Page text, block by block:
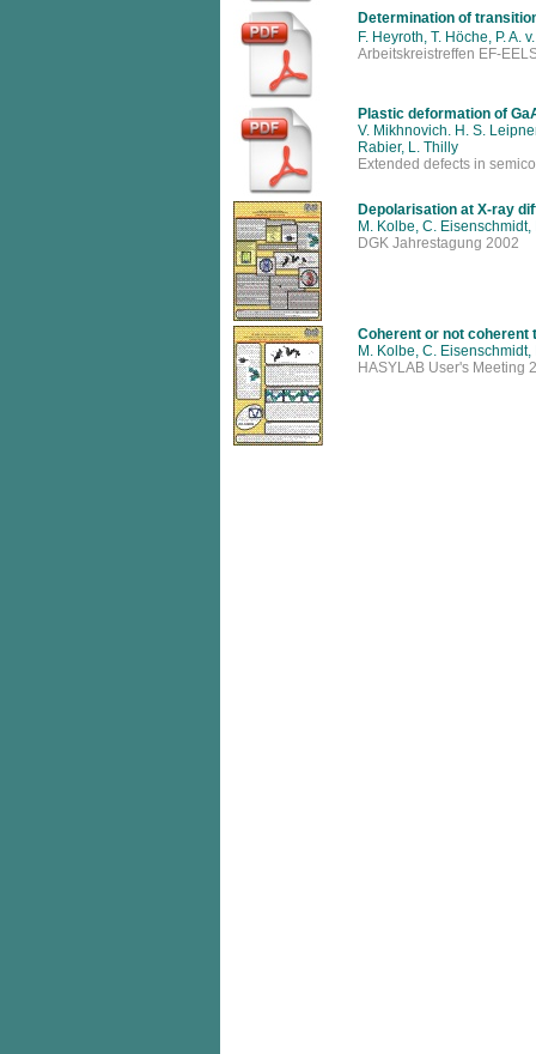
Determination of
F. Heyroth, T. Höche, P. A.
Arbeitskreistreffen EF-
Plastic deformation of
V. Mikhnovich. H. S.
Rabier, L. Thilly
Extended defects in
Depolarisation at X-ray
M. Kolbe, C.
DGK Jahrestagung 2002
Coherent or not coherent
M. Kolbe, C.
HASYLAB User's Meeting